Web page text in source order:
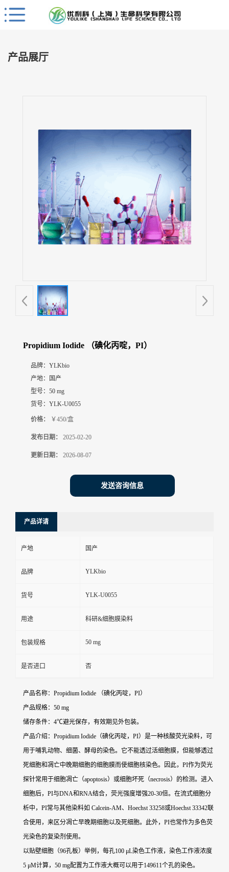
Close
首
产品展厅
Propidium Iodide （碘化丙啶，PI）
品牌： YLKbio
产地：
国产
型号： 50 mg
货号： YLK-U0055
价格： ￥450/盒
发布日期： 2025-02-20
更新日期： 2026-08-07
发送咨询信息
产品详请
产地 国产
品牌 YLKbio
货号 YLK-U0055
用途 科研&细胞膜染料
包装规格 50 mg
是否进口 否
产品名称：Propidium Iodide （碘化丙啶，PI）
产品规格：50 mg
储存条件：4℃避光保存，有效期见外包装。
产品介绍：Propidium Iodide（碘化丙啶，PI）是一种核酸荧光染料，可
用于哺乳动物、细菌、酵母的染色。它不能透过活细胞膜，但能够透过
死细胞和凋亡中晚期细胞的细胞膜而使细胞核染色。因此，PI作为荧光
探针常用于细胞凋亡（apoptosis）或细胞坏死（necrosis）的检测。进入
细胞后，PI与DNA和RNA结合，荧光强度增强20-30倍。在流式细胞分
析中，PI常与其他染料如 Calcein-AM、Hoechst 33258或Hoechst 33342联
合使用，来区分凋亡早晚期细胞以及死细胞。此外，PI也常作为多色荧
光染色的复染剂使用。
以贴壁细胞（96孔板）举例，每孔100 μL染色工作液，染色工作液浓度
5 μM计算，50 mg配置为工作液大概可以用于149611个孔的染色。